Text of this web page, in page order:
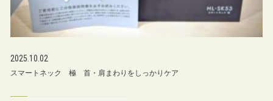
2025.10.02
スマートネック 極 首・肩まわりをしっかりケア